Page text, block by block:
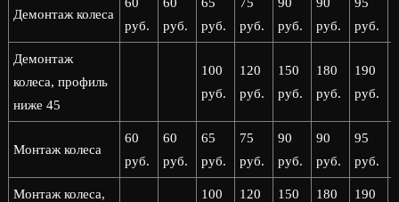
Демонтаж колеса
руб.
руб.
руб.
руб.
руб.
руб.
руб.
Демонтаж
колеса, профиль
ниже 45
100
руб.
120
руб.
150
руб.
180
руб.
190
руб.
Монтаж колеса
60
руб.
60
руб.
65
руб.
75
руб.
90
руб.
90
руб.
95
руб.
Монтаж колеса,
100
120
150
180
190